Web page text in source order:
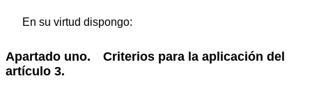
En su virtud dispongo:
Apartado uno. Criterios para la aplicación del
artículo 3.